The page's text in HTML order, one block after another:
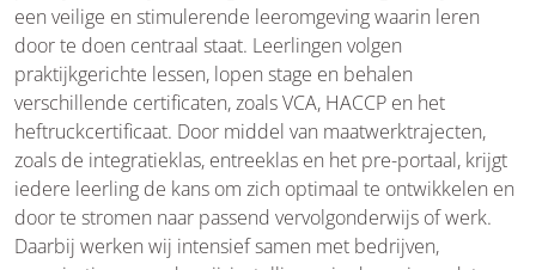
een veilige en stimulerende leeromgeving waarin leren
door te doen centraal staat. Leerlingen volgen
praktijkgerichte lessen, lopen stage en behalen
verschillende certificaten, zoals VCA, HACCP en het
heftruckcertificaat. Door middel van maatwerktrajecten,
zoals de integratieklas, entreeklas en het pre-portaal, krijgt
iedere leerling de kans om zich optimaal te ontwikkelen en
door te stromen naar passend vervolgonderwijs of werk.
Daarbij werken wij intensief samen met bedrijven,